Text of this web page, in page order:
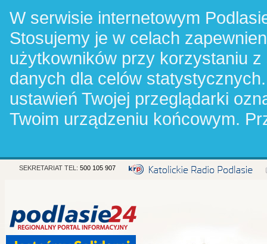
W serwisie internetowym
Stosujemy je w celach
użytkowników przy korzystaniu
danych dla celów
ustawień Twojej przeglądarki
Twoim urządzeniu końcowym.
SEKRETARIAT TEL: 500 105 907